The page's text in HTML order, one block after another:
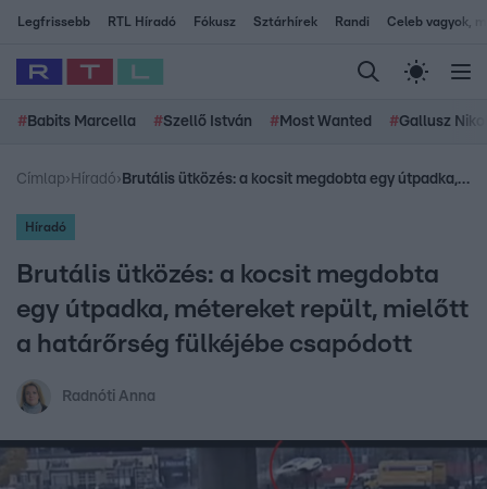
Legfrissebb RTL Híradó Fókusz Sztárhírek Randi Celeb vagyok,
# Babits Marcella #Szellő István # Most Wanted #Gallusz
Címlap› Híradó› Brutális ütközés: a kocsit megdobta egy útpadka, métereket repült, mielőtt a határőrség fülkéjébe csapódott
Híradó
Brutális ütközés: a kocsit megdobta
egy útpadka, métereket repült, mielőtt
a határőrség fülkéjébe csapódott
Radnóti Anna